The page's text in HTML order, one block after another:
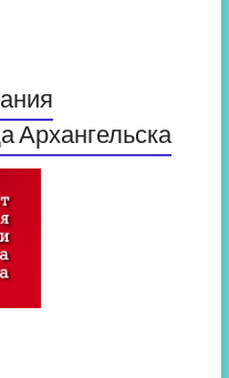
Архангельска